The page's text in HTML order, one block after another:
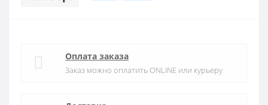
Оплата заказа
Заказ можно оплатить ONLINE или курьеру